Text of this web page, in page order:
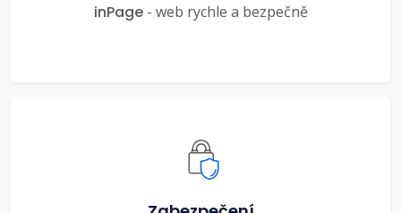
inPage- web rychle a bezpečně